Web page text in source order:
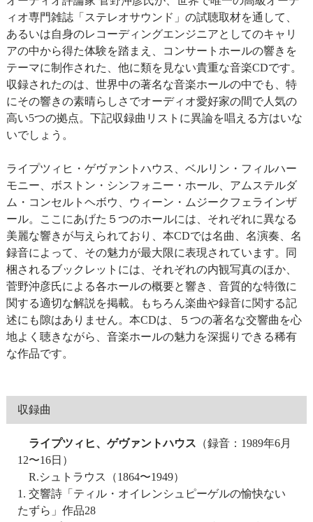
ィオ専門雑誌「ステレオサウンド」の試聴取材を通して、
あるいは自身のレコーディングエンジニアとしてのキャリ
アの中から得た体験を踏まえ、コンサートホールの響きを
テーマに制作された、他に類を見ない貴重な音楽CDです。
収録されたのは、世界中の著名な音楽ホールの中でも、特
にその響きの素晴らしさでオーディオ愛好家の間で人気の
高い5つの拠点。下記収録曲リストに異論を唱える方はいな
いでしょう。
ライプツィヒ・ゲヴァントハウス、ベルリン・フィルハー
モニー、ボストン・シンフォニー・ホール、アムステルダ
ム・コンセルトヘボウ、ウィーン・ムジークフェラインザ
ール。ここにあげた５つのホールには、それぞれに異なる
美麗な響きが与えられており、本CDでは名曲、名演奏、名
録音によって、その魅力が最大限に表現されています。同
梱されるブックレットには、それぞれの内観写真のほか、
菅野沖彦氏による各ホールの概要と響き、音質的な特徴に
関する適切な解説を掲載。もちろん楽曲や録音に関する記
述にも隙はありません。本CDは、５つの著名な交響曲を心
地よく聴きながら、音楽ホールの魅力を深掘りできる稀有
な作品です。
収録曲
ライプツィヒ、ゲヴァントハウス （録音：1989年6月
12〜16日）
R.シュトラウス（1864〜1949）
1. 交響詩「ティル・オイレンシュピーゲルの愉快ない
たずら」作品28